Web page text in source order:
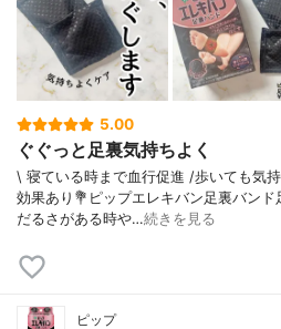
5.00
ぐぐっと足裏気持ちよく
\ 寝ている時まで血行促進 /⁡歩いても気
効果あり⁡⁡⁡💐ピップエレキバン足裏バン
だるさがある時や…続きを見る
ピップ